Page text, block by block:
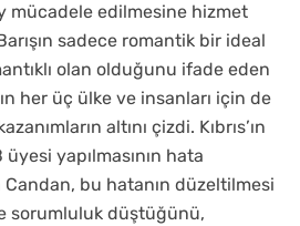
mücadele edilmesine hizmet
sadece romantik bir ideal
olan olduğunu ifade eden
her üç ülke ve insanları için de
altını çizdi. Kıbrıs’ın
yapılmasının hata
bu hatanın düzeltilmesi
sorumluluk düştüğünü,